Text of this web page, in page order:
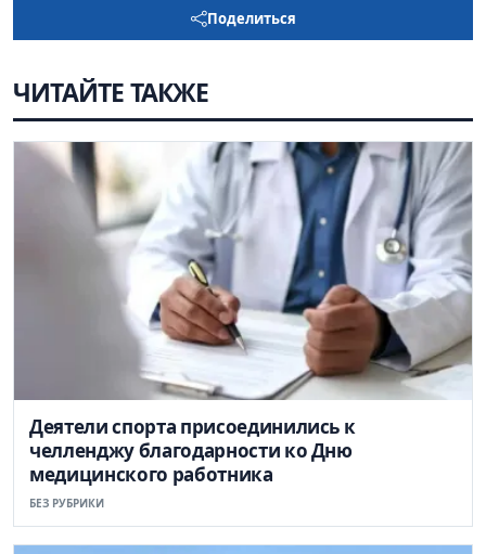
Поделиться
ЧИТАЙТЕ ТАКЖЕ
Деятели спорта присоединились к
челленджу благодарности ко Дню
медицинского работника
БЕЗ РУБРИКИ